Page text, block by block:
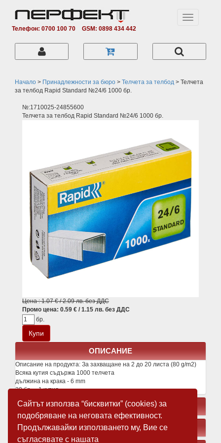
Сайтът използва “бисквитки” (cookies) за
подобряване на неговата ефективност.
Продължавайки използването му, Вие се
съгласявате с нашата
Телефон: 0700 100 70 GSM: 0898 434 442
Toggle
Начало > Принадлежности за бюро > Телчета за телбод > Телчета
за телбод Rapid Standard №24/6 1000 бр.
№:1710025-24855600
Телчета за телбод Rapid Standard №24/6 1000 бр.
Цена : 1.07 € / 2.09 лв. без ДДС
Промо цена: 0.59 € / 1.15 лв. без ДДС
бр.
ОПИСАНИЕ
Описание на продукта: За захващане на 2 до 20 листа (80 g/m2)
Всяка кутия съдържа 1000 телчета
дължина на крака - 6 mm
20 бр. = 1 кутия
СВЪРЗАНИ ПРОДУКТИ
ЗАМЕСТВАЩИ ПРОДУКТИ